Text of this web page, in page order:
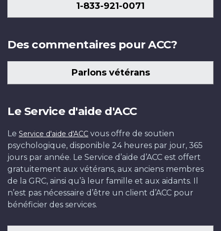
1-833-921-0071
Des commentaires pour ACC?
Parlons vétérans
Le Service d'aide d'ACC
Le Service d'aide d'ACC vous offre de soutien
psychologique, disponible 24 heures par jour, 365
jours par année. Le Service d’aide d’ACC est offert
gratuitement aux vétérans, aux anciens membres
de la GRC, ainsi qu’à leur famille et aux aidants. Il
n’est pas nécessaire d’être un client d’ACC pour
bénéficier des services.